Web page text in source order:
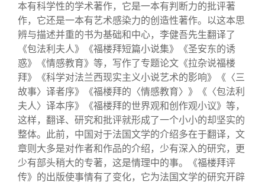
本有科学性的学术著作，它是一本有判断力的批评著
作，它还是一本有艺术感染力的创造性著作。以这本思
辨与描述并重的书为基础和中心，李健吾先生翻译了
《包法利夫人》《福楼拜短篇小说集》《圣安东的诱
惑》《情感教育》等，写作了专题论文《拉杂说福楼
拜》《科学对法兰西现实主义小说艺术的影响》《〈三
故事〉译者序》《福楼拜的〈情感教育〉》《〈包法利
夫人〉译本序》《福楼拜的世界观和创作观小议》等，
这样，翻译、研究和批评就形成了一个小小的却坚实的
整体。此前，中国对于法国文学的介绍多在于翻译，文
章则大多是对作者和作品的介绍，少有深入的研究，更
少有部头稍大的专著，这是情理中的事。《福楼拜评
传》的出版使事情有了变化，它为法国文学的研究开辟